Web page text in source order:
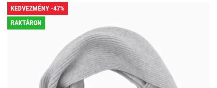
KEDVEZMÉNY -47%
RAKTÁRON